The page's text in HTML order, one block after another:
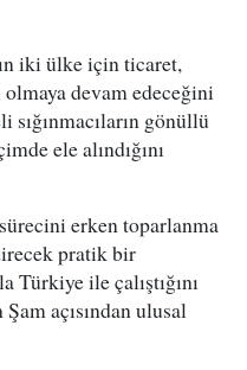
iki ülke için ticaret,
devam edeceğini
gönüllü
ele alındığını
erken toparlanma
pratik bir
Türkiye ile çalıştığını
açısından ulusal